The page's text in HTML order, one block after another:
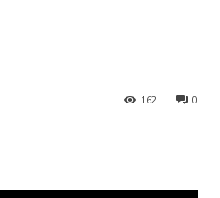
0
162